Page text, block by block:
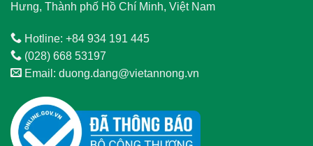
Hưng, Thành phố Hồ Chí Minh, Việt Nam
Hotline: +84 934 191 445
(028) 668 53197
Email: duong.dang@vietannong.vn